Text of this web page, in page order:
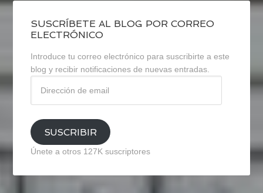
SUSCRÍBETE AL BLOG POR CORREO
ELECTRÓNICO
Introduce tu correo electrónico para suscribirte a este
blog y recibir notificaciones de nuevas entradas.
email
SUSCRIBIR
Únete a otros 127K suscriptores